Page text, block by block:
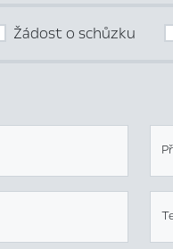
Žádost o schůzku